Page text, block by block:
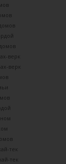
верк
верк
тек
тек